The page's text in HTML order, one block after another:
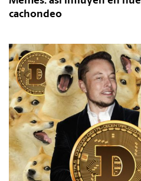
cachondeo